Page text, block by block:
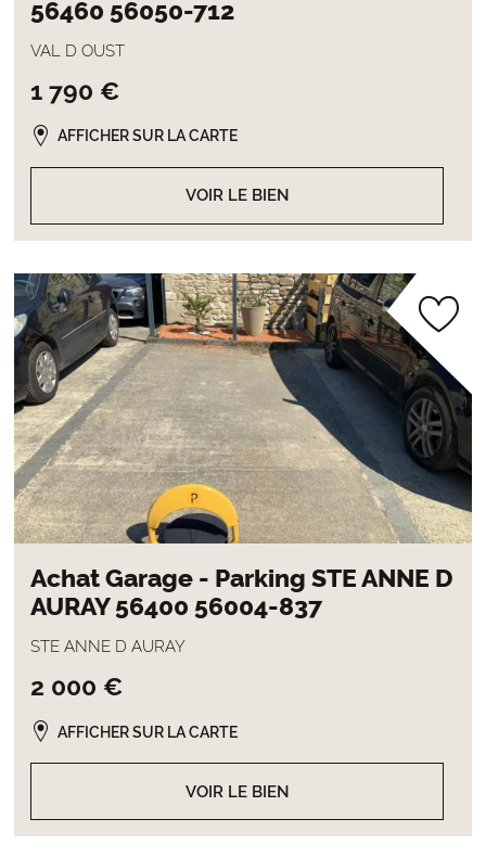
56460 56050-712
VAL D OUST
1 790 €
VOIR LE BIEN
AFFICHER SUR LA CARTE
Achat Garage - Parking STE ANNE D
AURAY 56400 56004-837
STE ANNE D AURAY
2 000 €
VOIR LE BIEN
AFFICHER SUR LA CARTE